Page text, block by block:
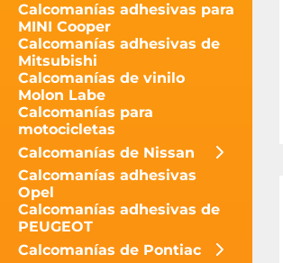
Calcomanías adhesivas para
MINI Cooper
Calcomanías adhesivas de
Mitsubishi
Calcomanías de vinilo
Molon Labe
Calcomanías para
motocicletas
Calcomanías de Nissan
Calcomanías adhesivas
Opel
Calcomanías adhesivas de
PEUGEOT
Calcomanías de Pontiac